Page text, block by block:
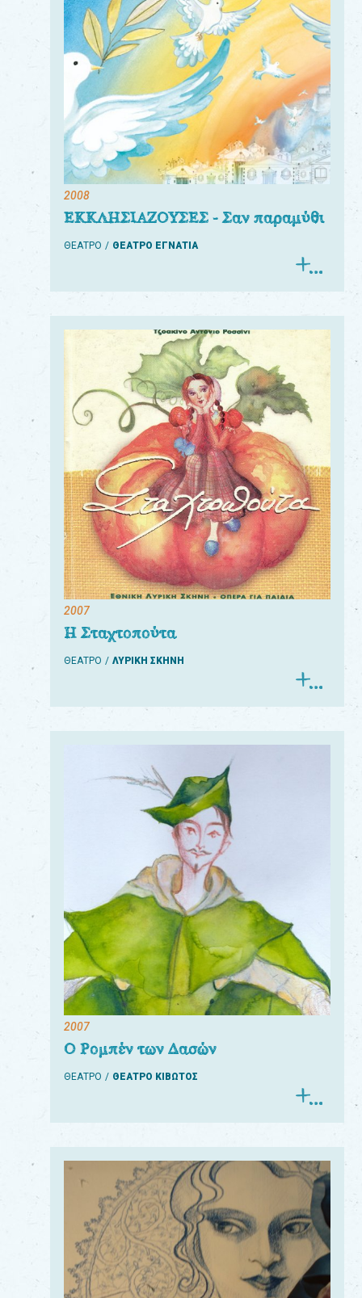
2008
ΕΚΚΛΗΣΙΑΖΟΥΣΕΣ - Σαν παραμύθι
ΘΕΑΤΡΟ ΘΕΑΤΡΟ ΕΓΝΑΤΙΑ
2007
Η Σταχτοπούτα
ΘΕΑΤΡΟ ΛΥΡΙΚΗ ΣΚΗΝΗ
2007
Ο Ρομπέν των Δασών
ΘΕΑΤΡΟ ΘΕΑΤΡΟ ΚΙΒΩΤΟΣ